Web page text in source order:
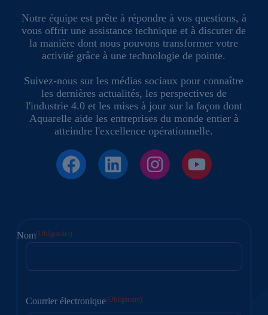
Notre équipe est prête à répondre à vos questions, à
vous offrir une assistance technique et à discuter de
la manière dont nous pouvons transformer votre
activité grâce à une technologie de pointe.
Suivez-nous sur les médias sociaux pour connaître
les dernières actualités, les perspectives de
l'industrie 4.0 et les mises à jour sur la façon dont
Aquarelle aide les entreprises du monde entier à
atteindre l'excellence opérationnelle.
Nom(Obligatoire)
Courrier électronique(Obligatoire)